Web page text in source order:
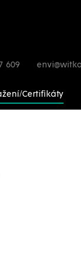
609
Certifikáty